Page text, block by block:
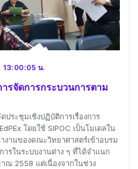
13:00:05 น.
รจัดการกระบวนการตาม
ระชุมเชิงปฏิบัติการเรื่องการ
โดยใช้ SIPOC เป็นโมเดลใน
งานของคณะวิทยาศาสตร์เข้าอบรม
รในระบบงานต่าง ๆ ที่ได้จำแนก
ณ 2558 แต่เนื่องจากในช่วง